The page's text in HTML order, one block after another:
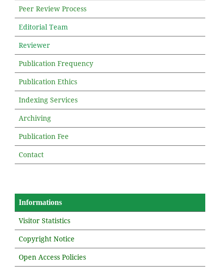
Peer Review Process
Editorial Team
Reviewer
Publication Frequency
Publication Ethics
Indexing Services
Archiving
Publication Fee
Contact
Informations
Visitor Statistics
Copyright Notice
Open Access Policies